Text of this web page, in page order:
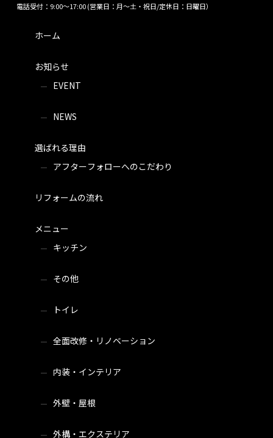
電話受付：9:00～17:00 (営業日：月～土・祝日/定休日：日曜日）
ホーム
お知らせ
EVENT
NEWS
選ばれる理由
アフターフォローへのこだわり
リフォームの流れ
メニュー
キッチン
その他
トイレ
全面改修・リノベーション
内装・インテリア
外壁・屋根
外構・エクステリア